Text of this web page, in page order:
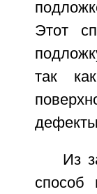
Этот
так
Из
способ